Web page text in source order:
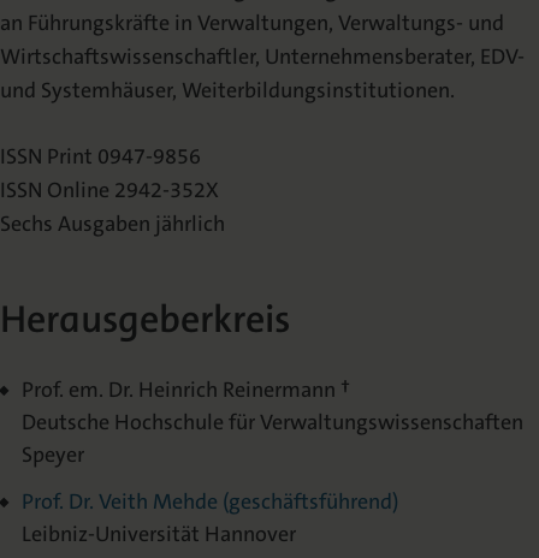
Mediadaten
an Führungskräfte in Verwaltungen, Verwaltungs- und
Wirtschaftswissenschaftler, Unternehmensberater, EDV-
und Systemhäuser, Weiterbildungsinstitutionen.
ISSN Print 0947-9856
ISSN Online 2942-352X
Sechs Ausgaben jährlich
Herausgeberkreis
Prof. em. Dr. Heinrich Reinermann †
Deutsche Hochschule für Verwaltungswissenschaften
Speyer
Prof. Dr. Veith Mehde (geschäftsführend)
Leibniz-Universität Hannover